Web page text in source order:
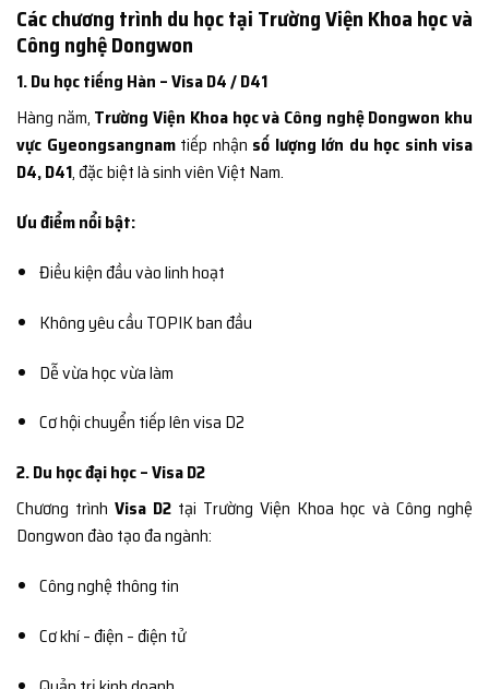
Các chương trình du học tại Trường Viện Khoa học và
Công nghệ Dongwon
1. Du học tiếng Hàn – Visa D4 / D41
Hàng năm, Trường Viện Khoa học và Công nghệ Dongwon khu
vực Gyeongsangnamtiếp nhận số lượng lớn du học sinh visa
D4, D41, đặc biệt là sinh viên Việt Nam.
Ưu điểm nổi bật:
Điều kiện đầu vào linh hoạt
Không yêu cầu TOPIK ban đầu
Dễ vừa học vừa làm
Cơ hội chuyển tiếp lên visa D2
2. Du học đại học – Visa D2
Chương trình Visa D2 tại Trường Viện Khoa học và Công nghệ
Dongwon đào tạo đa ngành:
Công nghệ thông tin
Cơ khí – điện – điện tử